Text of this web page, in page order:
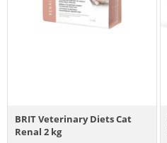
BRIT Veterinary Diets Cat
Renal 2 kg